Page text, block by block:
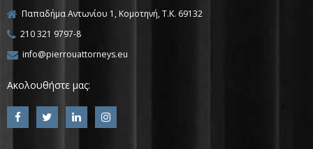
Παπαδήμα Αντωνίου 1, Κομοτηνή, T.K. 69132
210 321 9797-8
info@pierrouattorneys.eu
Ακολουθήστε μας: